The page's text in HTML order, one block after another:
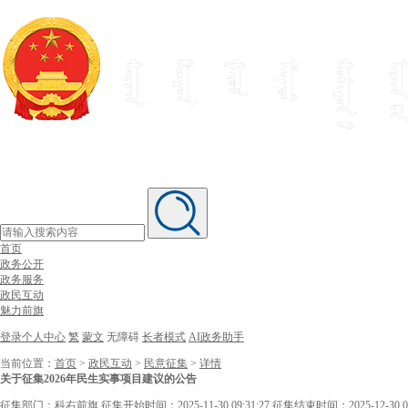
首页
政务公开
政务服务
政民互动
魅力前旗
登录个人中心 繁 蒙文 无障碍 长者模式 AI政务助手
当前位置： 首页 > 政民互动 > 民意征集 > 详情
关于征集2026年民生实事项目建议的公告
征集部门：科右前旗 征集开始时间：2025-11-30 09:31:27 征集结束时间：2025-12-30